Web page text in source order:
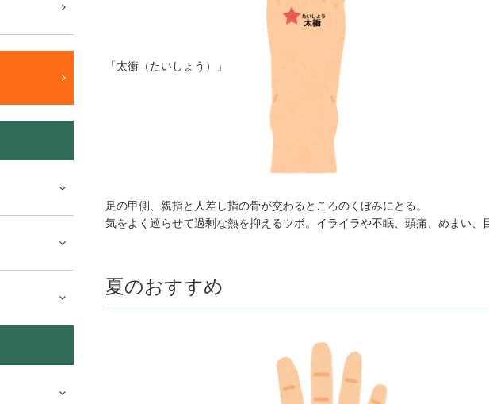
「太衝（たいしょう）」
足の甲側、親指と人差し指の骨が交わるところのくぼみにとる。
気をよく巡らせて過剰な熱を抑えるツボ。イライラや不眠、頭痛、めまい、
夏のおすすめ